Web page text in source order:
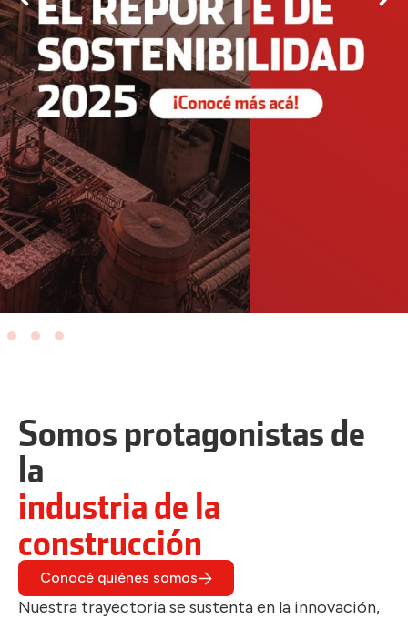
Somos protagonistas de
la
industria de la
construcción
Conocé quiénes somos
Nuestra trayectoria se sustenta en la innovación,